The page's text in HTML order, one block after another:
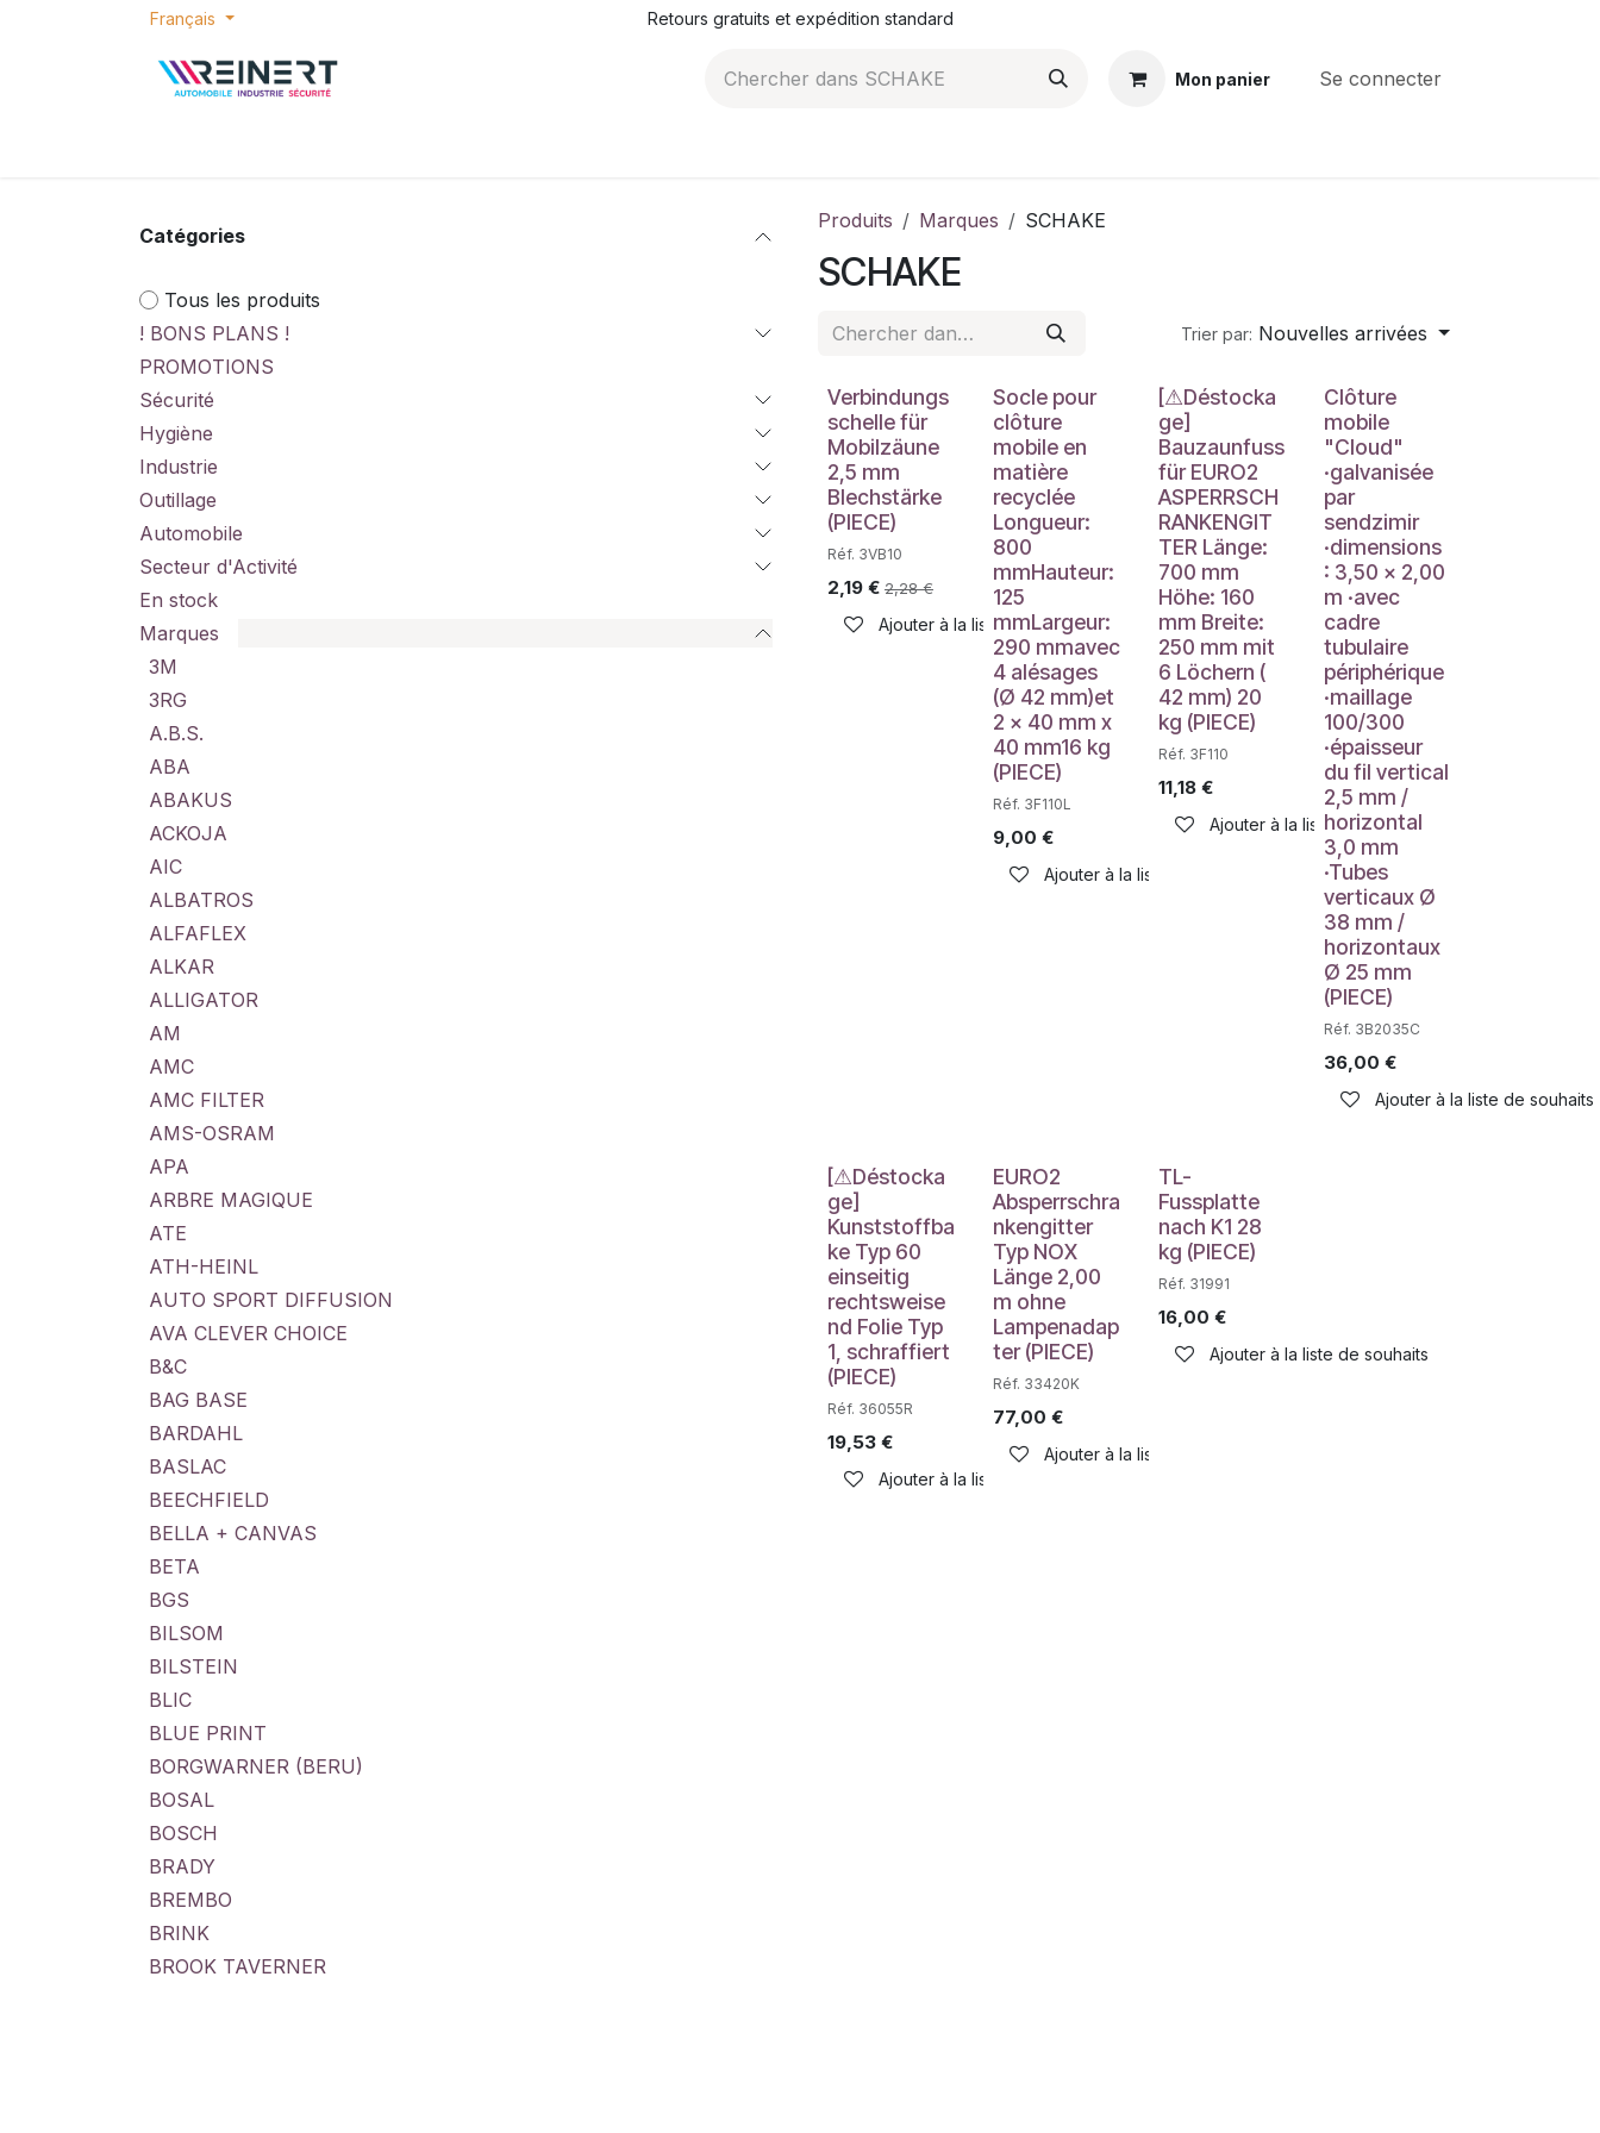
Se rendre au contenu
Français Retours gratuits et expédition standard
Mon panier Se connecter
Catégories
Tous les produits
! BONS PLANS !
PROMOTIONS
Sécurité
Hygiène
Industrie
Outillage
Automobile
Secteur d'Activité
En stock
Marques
3M
3RG
A.B.S.
ABA
ABAKUS
ACKOJA
AIC
ALBATROS
ALFAFLEX
ALKAR
ALLIGATOR
AM
AMC
AMC FILTER
AMS-OSRAM
APA
ARBRE MAGIQUE
ATE
ATH-HEINL
AUTO SPORT DIFFUSION
AVA CLEVER CHOICE
B&C
BAG BASE
BARDAHL
BASLAC
BEECHFIELD
BELLA + CANVAS
BETA
BGS
BILSOM
BILSTEIN
BLIC
BLUE PRINT
BORGWARNER (BERU)
BOSAL
BOSCH
BRADY
BREMBO
BRINK
BROOK TAVERNER
Produits Marques SCHAKE
SCHAKE
Trier par: Nouvelles arrivées
Verbindungs
schelle für
Mobilzäune
2,5 mm
Blechstärke
(PIECE)
Réf. 3VB10
2,19 € 2,28€
Ajouter à la liste de souhaits
Socle pour
clôture
mobile en
matière
recyclée
Longueur:
800
mmHauteur:
125
mmLargeur:
290 mmavec
4 alésages
(Ø 42 mm)et
2 x 40 mm x
40 mm16 kg
(PIECE)
Réf. 3F110L
9,00 €
Ajouter à la liste de souhaits
Déstockage
[⚠Déstocka
ge]
Bauzaunfuss
für EURO2
ASPERRSCH
RANKENGIT
TER Länge:
700 mm
Höhe: 160
mm Breite:
250 mm mit
6 Löchern (
42 mm) 20
kg (PIECE)
Réf. 3F110
11,18€
Ajouter à la liste de souhaits
Clôture
mobile
"Cloud"
·galvanisée
par
sendzimir
·dimensions
: 3,50 x 2,00
m ·avec
cadre
tubulaire
périphérique
·maillage
100/300
·épaisseur
du fil vertical
2,5 mm /
horizontal
3,0 mm
·Tubes
verticaux Ø
38 mm /
horizontaux
Ø 25 mm
(PIECE)
Réf. 3B2035C
36,00 €
Ajouter à la liste de souhaits
Déstockage
[⚠Déstocka
ge]
Kunststoffba
ke Typ 60
einseitig
rechtsweise
nd Folie Typ
1, schraffiert
(PIECE)
Réf. 36055R
19,53 €
Ajouter à la liste de souhaits
EURO2
Absperrschra
nkengitter
Typ NOX
Länge 2,00
m ohne
Lampenadap
ter (PIECE)
Réf. 33420K
77,00 €
Ajouter à la liste de souhaits
TL-
Fussplatte
nach K1 28
kg (PIECE)
Réf. 31991
16,00 €
Ajouter à la liste de souhaits